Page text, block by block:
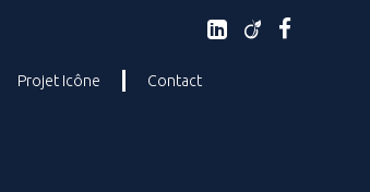
Projet Icône Contact